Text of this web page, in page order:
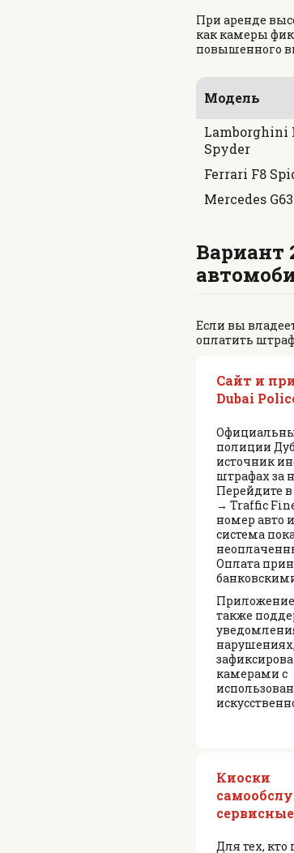
При аренде
как камеры
повышенного
Модель
Lamborghini
Spyder
Ferrari F8
Mercedes
Вариант
Если вы
оплатить
Сайт и
Dubai
полиции
источник
штрафах за
Перейдите
→ Traffic
номер авто
система
Оплата
также
нарушениях,
камерами с
Киоски
Для тех, кто